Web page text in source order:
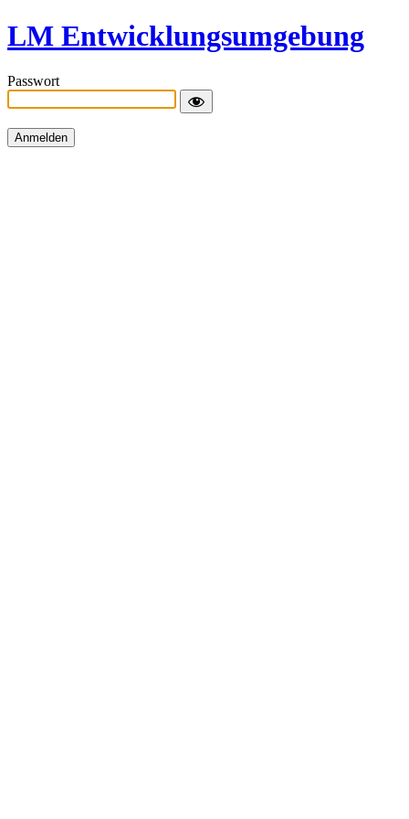
LM Entwicklungsumgebung
Passwort